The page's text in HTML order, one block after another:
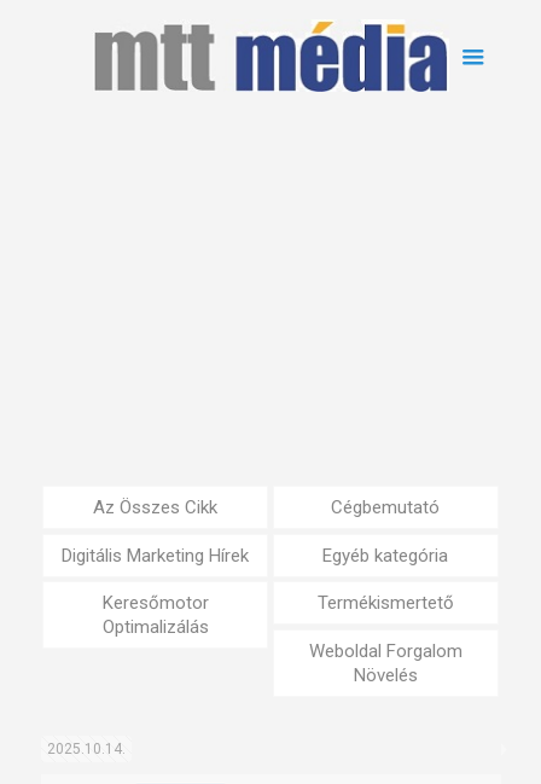
Az Összes Cikk Cégbemutató
Digitális Marketing Hírek Egyéb kategória
Keresőmotor
Optimalizálás
Termékismertető
Weboldal Forgalom
Növelés
2025.10.14.